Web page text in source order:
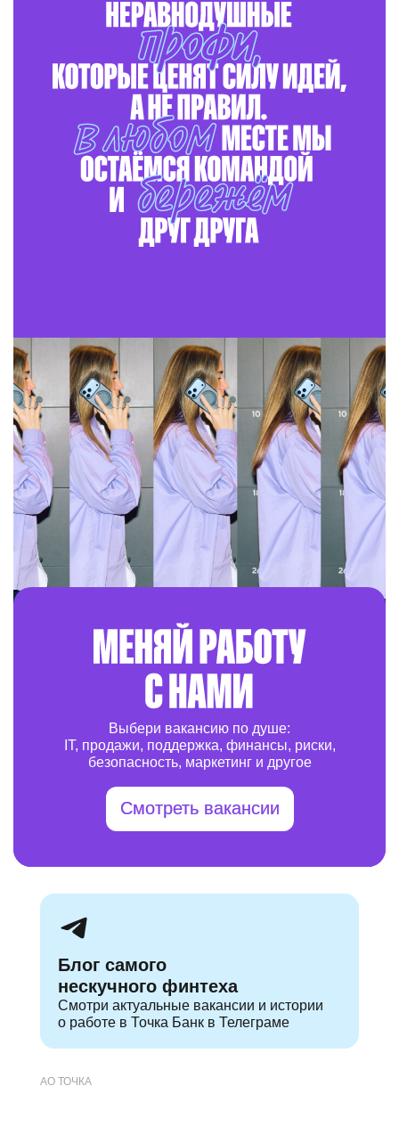
Выбери вакансию по душе:
IT, продажи, поддержка, финансы, риски,
безопасность, маркетинг и другое
Смотреть вакансии
Блог самого
нескучного финтеха
Смотри актуальные вакансии и истории
о работе в Точка Банк в Телеграме
АО ТОЧКА